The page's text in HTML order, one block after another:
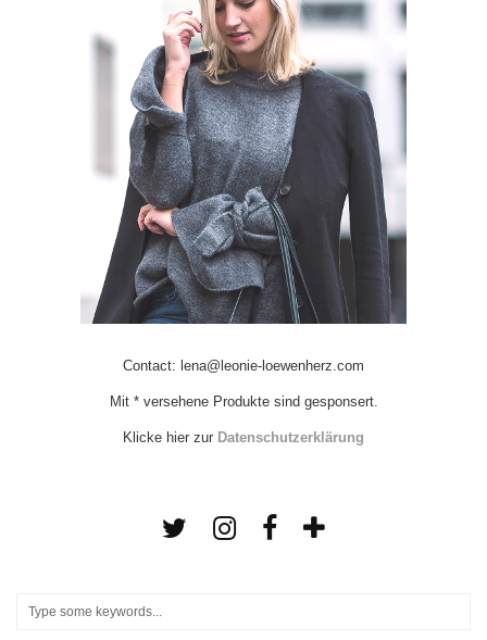
Contact: lena@leonie-loewenherz.com
Mit * versehene Produkte sind gesponsert.
Klicke hier zur Datenschutzerklärung